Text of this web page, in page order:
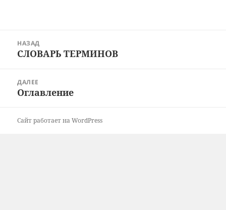
записям
НАЗАД
Предыдущая
СЛОВАРЬ ТЕРМИНОВ
ДАЛЕЕ
Следующая
Оглавление
Сайт работает на WordPress